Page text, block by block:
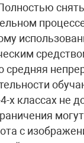
средняя
х классах не
с